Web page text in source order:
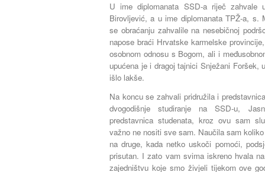
U ime diplomanata SSD-a riječ zahvale
Birovljević, a u ime diplomanata TPŽ-a, s.
se obraćanju zahvalile na nesebičnoj
napose braći Hrvatske karmelske
osobnom odnosu s Bogom, ali i
upućena je i dragoj tajnici Snježani
išlo lakše.
Na koncu se zahvali pridružila i
dvogodišnje studiranje na SSD-u,
predstavnica studenata, kroz ovu sam
važno ne nositi sve sam. Naučila sam
na druge, kada netko uskoči pomoći,
prisutan. I zato vam svima iskreno hvala
zajedništvu koje smo živjeli tijekom ove